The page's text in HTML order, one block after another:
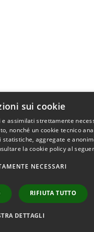
sui cookie
assimilati strettamente
nonché un cookie tecnico
aggregate e
la cookie policy al
NECESSARI
RIFIUTA TUTTO
DETTAGLI